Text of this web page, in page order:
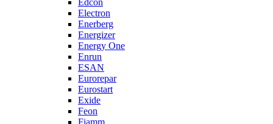
Edcon
Electron
Enerberg
Energizer
Energy One
Enrun
ESAN
Eurorepar
Eurostart
Exide
Feon
Fiamm